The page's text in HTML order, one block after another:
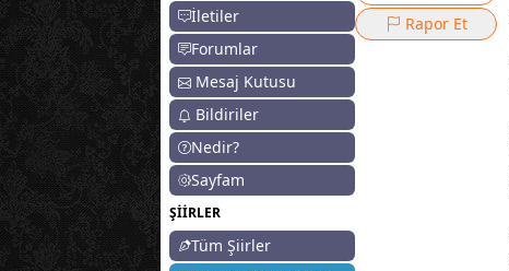
İletiler
Forumlar
Mesaj Kutusu
Bildiriler
Nedir?
Sayfam
ŞİİRLER
Tüm Şiirler
Rapor Et